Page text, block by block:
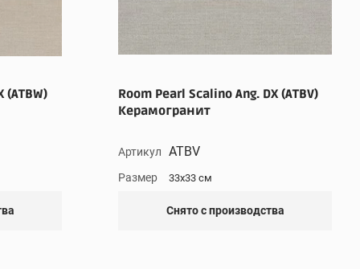
(ATBW)
Room Pearl Scalino Ang. DX (ATBV)
Керамогранит
Артикул ATBV
Размер 33x33 см
Снято с производства